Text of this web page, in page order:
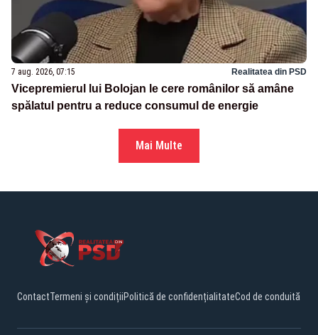
7 aug. 2026, 07:15 Realitatea din PSD
Vicepremierul lui Bolojan le cere românilor să amâne
spălatul pentru a reduce consumul de energie
Mai Multe
ContactTermeni și condițiiPolitică de confidențialitateCod de conduită